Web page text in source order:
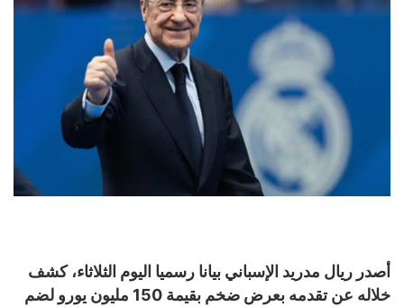
أصدر ريال مدريد الإسباني بيانا رسميا اليوم الثلاثاء، كشف
خلاله عن تقدمه بعرض ضخم بقيمة 150 مليون يورو لضم